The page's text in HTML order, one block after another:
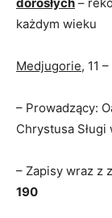
dorosłych –
każdym wieku
Medjugorie, 11
– Prowadzący:
Chrystusa Sługi
– Zapisy wraz z
190